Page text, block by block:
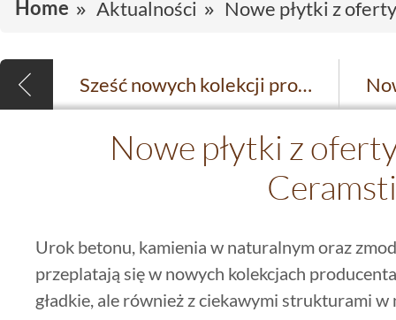
Home Aktualności Nowe płytki z
Sześć nowych kolekcji producenta Azteca
Nowe płytki z
Urok betonu, kamienia w naturalnym oraz
przeplatają się w nowych kolekcjach
gładkie, ale również z ciekawymi strukturami